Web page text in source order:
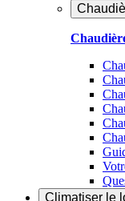
Climatiser le